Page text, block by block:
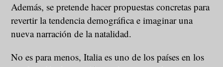
Además, se pretende hacer propuestas concretas para
revertir la tendencia demográfica e imaginar una
nueva narración de la natalidad.
No es para menos, Italia es uno de los países en los